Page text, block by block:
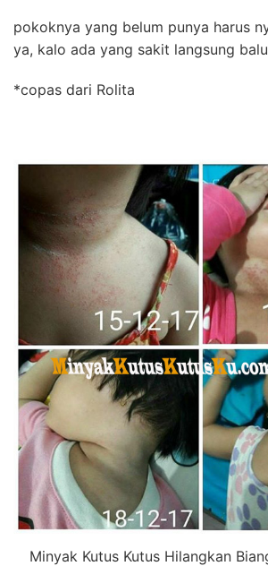
pokoknya yang belum punya harus
ya, kalo ada yang sakit langsung
*copas dari Rolita
Minyak Kutus Kutus Hilangkan